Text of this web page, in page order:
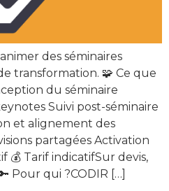
des séminaires
transformation. 🧩 Ce que
du séminaire
Suivi post-séminaire
et alignement des
partagées Activation
💰 Tarif indicatifSur devis,
Pour qui ?CODIR […]